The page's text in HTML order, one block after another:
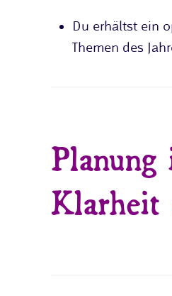
Du erhältst ein
Themen des
Klarheit